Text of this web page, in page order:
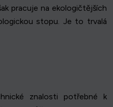
pracuje na ekologičtějších
stopu. Je to trvalá
znalosti potřebné k